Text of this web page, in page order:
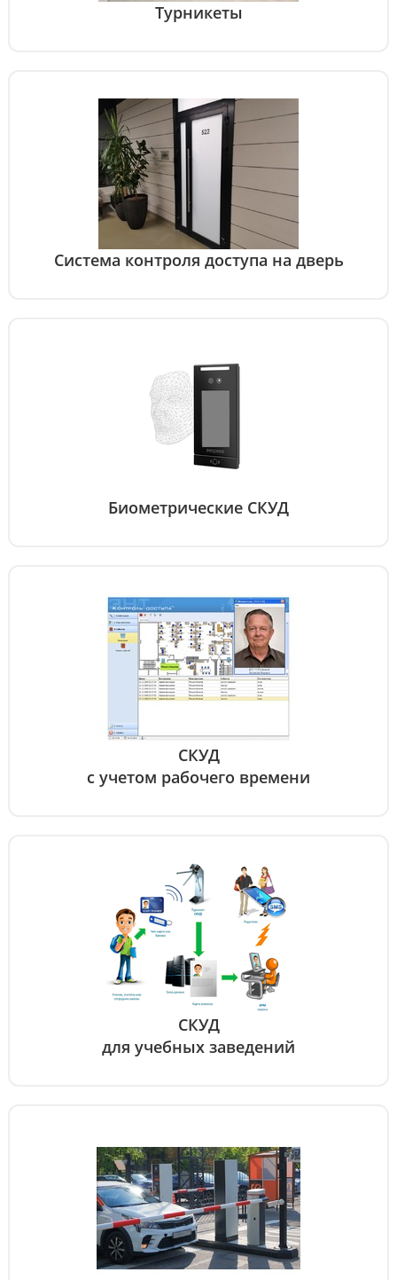
Турникеты
Система контроля доступа на дверь
Биометрические СКУД
СКУД
с учетом рабочего времени
СКУД
для учебных заведений